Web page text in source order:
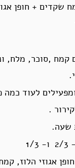
קמח ,סוכר, מלח,
לעוד
.
שעה.
אגוזי הלוז,